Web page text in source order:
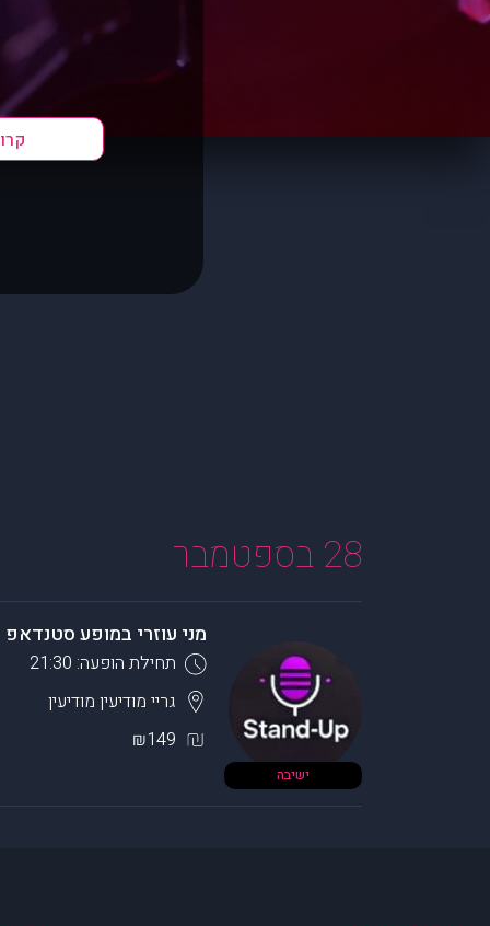
28 בספטמבר
ישיבה
מני עוזרי במופע סטנדאפ
תחילת הופעה: 21:30
גריי מודיעין מודיעין
₪149